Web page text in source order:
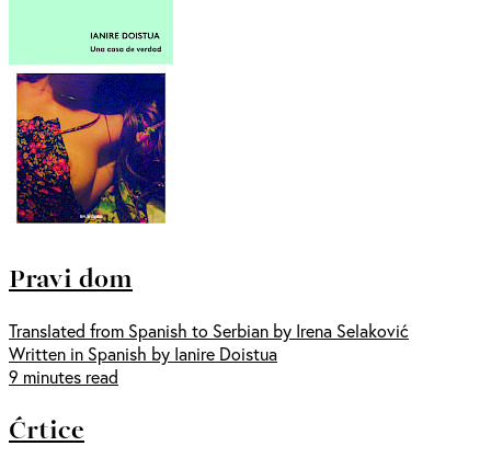
Pravi dom
Translated from Spanish to Serbian by Irena Selaković
Written in Spanish by Ianire Doistua
9 minutes read
Ćrtice